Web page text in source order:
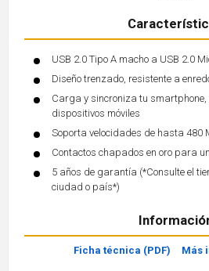
USB 2.0 Tipo A macho a USB 2.0
Diseño trenzado, resistente a
Carga y sincroniza tu
dispositivos móviles
Soporta velocidades de hasta 480
Contactos chapados en oro para
5 años de garantía (*Consulte el
ciudad o país*)
Ficha técnica (PDF) Más